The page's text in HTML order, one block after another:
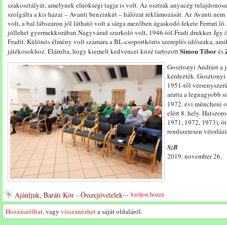
szakosztályát, amelynek elnökségi tagja is volt. Az osztrák anyacég
szolgálta a kis hazai – Avanti benzinkút – hálózat reklámozását. Az Avanti nem
volt, a bal lábszáron jól látható volt a sárga mezőben ágaskodó fekete Ferrari
jóllehet gyermekkorában Nagyvárad szurkoló volt, 1946-tól Fradi drukker. Így
Fradit. Különös élmény volt számára a BL-csoportkörös szereplés időszaka,
játékosokhoz. Elárulta, hogy kiemelt kedvencei közé tartozottSimon Tiborés
Gosztonyi Andrást
kérdezték. Gosztonyi
1951-től
aratta a legnagyobb
1972. évi müncheni
elért 8. hely.
1971, 1972, 1973),
rendszeresen
SzB
2019. november 26.
Ajánljuk, Baráti Kör - Összejövetelek---Szóljon hozzá
Hozzászólhat, vagy visszanézheta saját oldaláról.